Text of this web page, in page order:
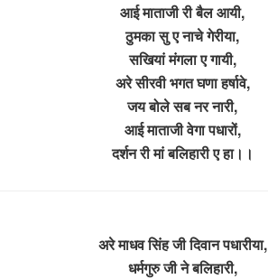
आई माताजी री बैल आयी,
ठुमका सु ए नाचे गेरीया,
सखियां मंगला ए गायी,
अरे सीरवी भगत घणा हर्षावे,
जय बोले सब नर नारी,
आई माताजी वेगा पधारों,
दर्शन री मां बलिहारी ए हा।।
अरे माधव सिंह जी दिवान पधारीया,
धर्मगुरु जी ने बलिहारी,